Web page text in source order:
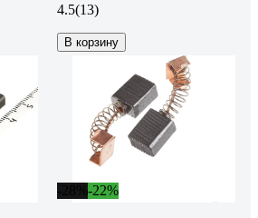
4.5(13)
В корзину
-22%